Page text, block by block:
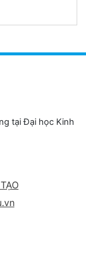
tại Đại học Kinh